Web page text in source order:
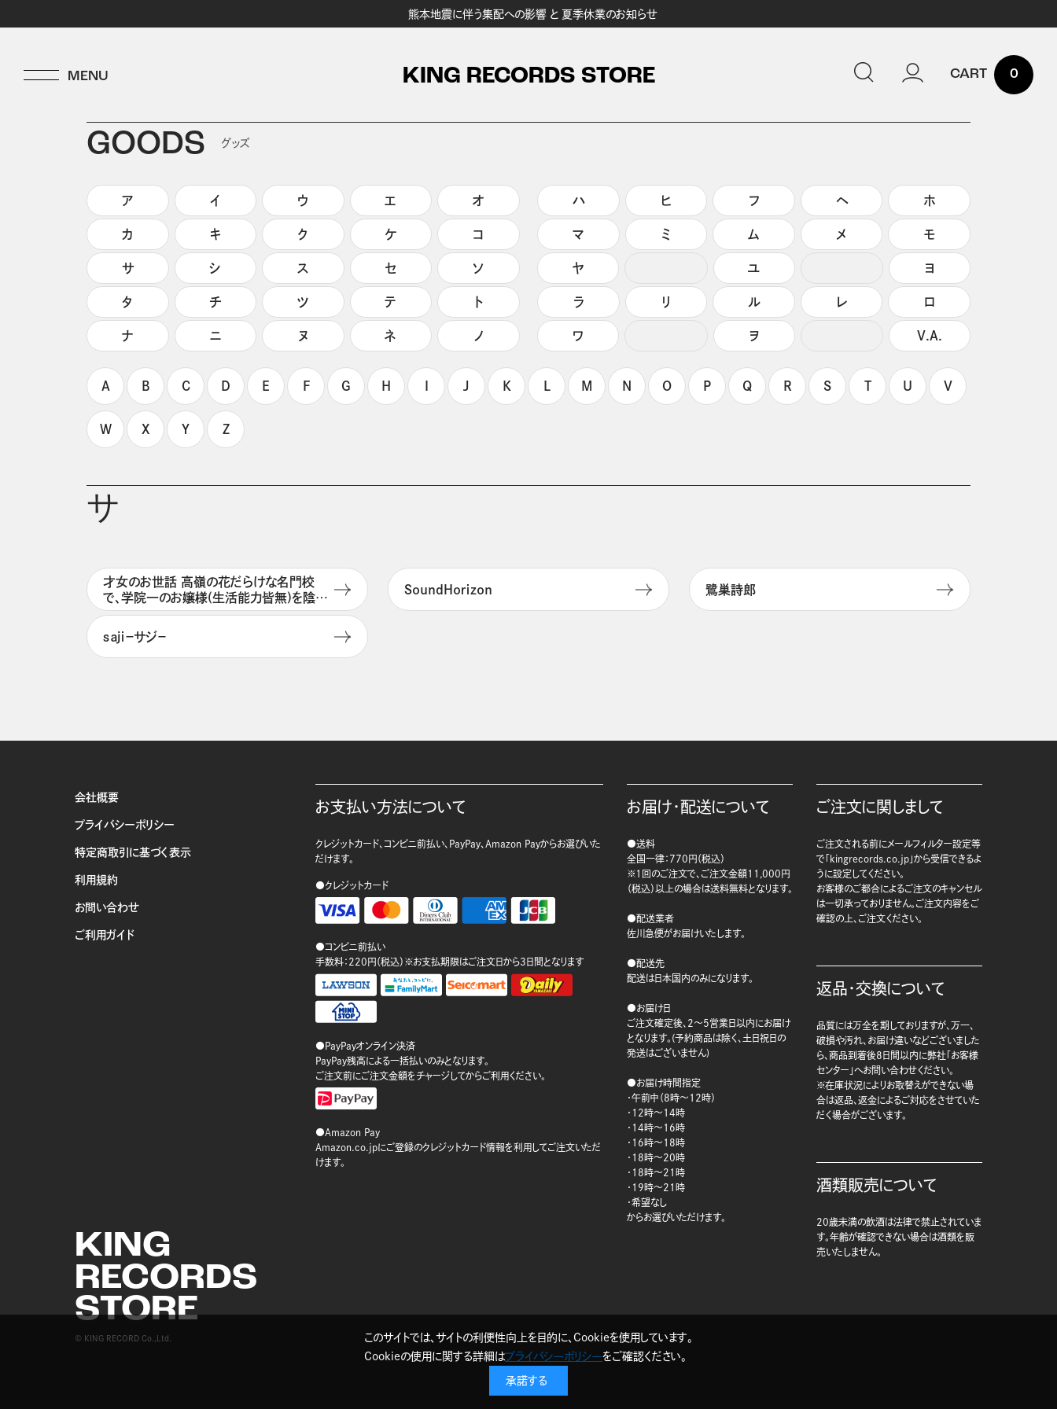
熊本地震に伴う集配への影響 と 夏季休業のお知らせ
KING RECORDS STORE 0
GOODS グッズ
ア イ ウ エ オ
カ キ ク ケ コ
サ シ ス セ ソ
タ チ ツ テ ト
ナ ニ ヌ ネ ノ
ハ ヒ フ ヘ ホ
マ ミ ム メ モ
ヤ ユ ヨ
ラ リ ル レ ロ
ワ ヲ V.A.
A B C D E F G H J K M N O P Q R S T U V
W X Y Z
サ
才女のお世話 高嶺の花だらけな名門校
で、学院一のお嬢様(生活能力皆無)を陰な
がらお世話することになりました
ＳｏｕｎｄＨｏｒｉｚｏｎ 鷺巣詩郎
ｓａｊｉ－サジ－
会社概要
プライバシーポリシー
特定商取引に基づく表示
利用規約
お問い合わせ
ご利用ガイド
KING
RECORDS
STORE
© KING RECORD Co.,Ltd.
お支払い方法について
クレジットカード、コンビニ前払い、PayPay、Amazon Payからお選びいた
だけます。
●クレジットカード
●コンビニ前払い
手数料：220円（税込）※お支払期限はご注文日から3日間となります
●PayPayオンライン決済
PayPay残高による一括払いのみとなります。
ご注文前にご注文金額をチャージしてからご利用ください。
●Amazon Pay
Amazon.co.jpにご登録のクレジットカード情報を利用してご注文いただ
けます。
お届け・配送について
●送料
全国一律：770円（税込）
※1回のご注文で、ご注文金額11,000円
（税込）以上の場合は送料無料となります。
●配送業者
佐川急便がお届けいたします。
●配送先
配送は日本国内のみになります。
●お届け日
ご注文確定後、2～5営業日以内にお届け
となります。(予約商品は除く、土日祝日の
発送はございません)
●お届け時間指定
・午前中（8時～12時）
・12時～14時
・14時～16時
・16時～18時
・18時～20時
・18時～21時
・19時～21時
・希望なし
からお選びいただけます。
ご注文に関しまして
ご注文される前にメールフィルター設定等
で「kingrecords.co.jp」から受信できるよ
うに設定してください。
お客様のご都合によるご注文のキャンセル
は一切承っておりません。ご注文内容をご
確認の上、ご注文ください。
返品・交換について
品質には万全を期しておりますが、万一、
破損や汚れ、お届け違いなどございました
ら、商品到着後8日間以内に弊社「お客様
センター」へお問い合わせください。
※在庫状況によりお取替えができない場
合は返品、返金によるご対応をさせていた
だく場合がございます。
酒類販売について
20歳未満の飲酒は法律で禁止されていま
す。年齢が確認できない場合は酒類を販
売いたしません。
このサイトでは、サイトの利便性向上を目的に、Cookieを使用しています。
Cookieの使用に関する詳細はプライバシーポリシーをご確認ください。
承諾する